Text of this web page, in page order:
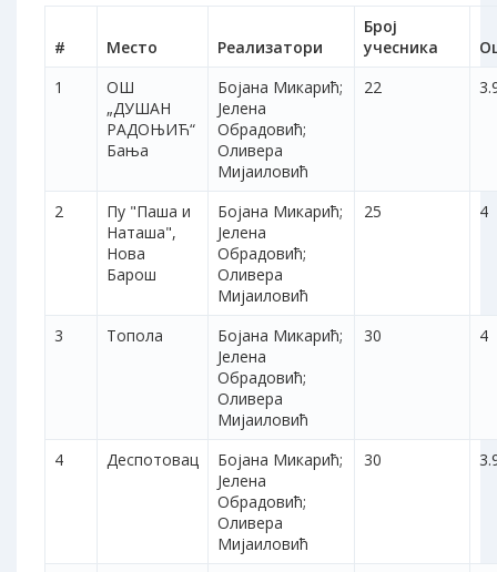
# Место Реализатори
Број
учесника
1
ОШ
„ДУШАН
РАДОЊИЋ“
Бања
Бојана Микарић;
Јелена
Обрадовић;
Оливера
Мијаиловић
22
2
Пу "Паша и
Наташа",
Нова
Барош
Бојана Микарић;
Јелена
Обрадовић;
Оливера
Мијаиловић
25 4
3 Топола
Бојана Микарић;
Јелена
Обрадовић;
Оливера
Мијаиловић
30 4
4 Деспотовац
Бојана Микарић;
Јелена
Обрадовић;
Оливера
Мијаиловић
30